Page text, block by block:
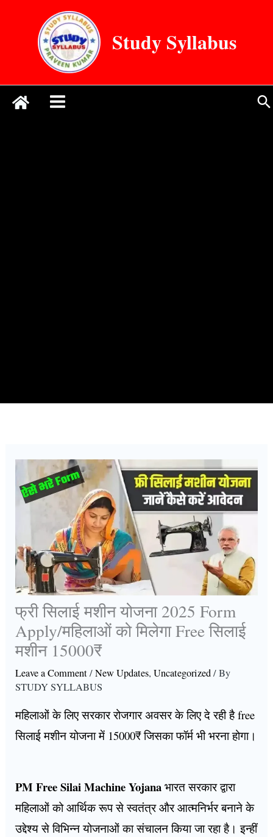
Study Syllabus
फ्री सिलाई मशीन योजना 2025 Form
Apply/महिलाओं को मिलेगा Free सिलाई
मशीन 15000₹
Leave a Comment/New Updates,Uncategorized/ By
STUDY SYLLABUS
महिलाओं के लिए सरकार रोजगार अवसर के लिए दे रही है free
सिलाई मशीन योजना में 15000₹ जिसका फॉर्म भी भरना होगा।
PM Free Silai Machine Yojana भारत सरकार द्वारा
महिलाओं को आर्थिक रूप से स्वतंत्र और आत्मनिर्भर बनाने के
उद्देश्य से विभिन्न योजनाओं का संचालन किया जा रहा है। इन्हीं